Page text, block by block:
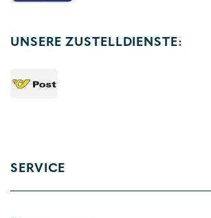
UNSERE ZUSTELLDIENSTE:
SERVICE